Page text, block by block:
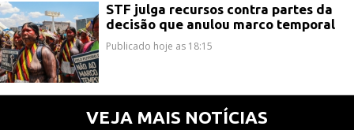
STF julga recursos contra partes da
decisão que anulou marco temporal
Publicado hoje as 18:15
VEJA MAIS NOTÍCIAS